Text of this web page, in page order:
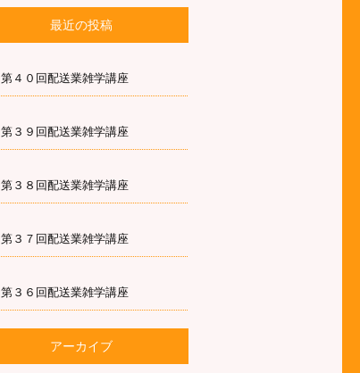
最近の投稿
第４０回配送業雑学講座
第３９回配送業雑学講座
第３８回配送業雑学講座
第３７回配送業雑学講座
第３６回配送業雑学講座
アーカイブ